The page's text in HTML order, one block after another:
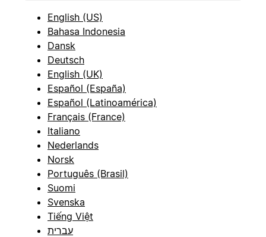
English (US)
Bahasa Indonesia
Dansk
Deutsch
English (UK)
Español (España)
Español (Latinoamérica)
Français (France)
Italiano
Nederlands
Norsk
Português (Brasil)
Suomi
Svenska
Tiếng Việt
עברית